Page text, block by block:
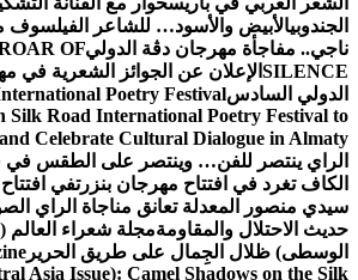
الجندوبيالأبيض والأسود… للشاعر الفيلسوف
ناجي.. مفاجأة مهرجان دڨة الدوليOF
SILENCE الإعلان عن الجوائز الشعرية في
الدولي السادسPoetry Festival
Silk Road International Poetry Festival to
Celebrate Cultural Dialogue in Almaty
الراي ينتصر للفن… وينتصر على الطقس
الكاف تغرد في افتتاح مهرجان بنزرتفي
سيدي منصور المعدلة تعانق مناجاة الراي
حديث الاحتلال والمقاومةمجلة شعراء العالم
الوسطى) ظلال الجِمال على طريق الحرير
Asia Issue): Camel Shadows on the Silk